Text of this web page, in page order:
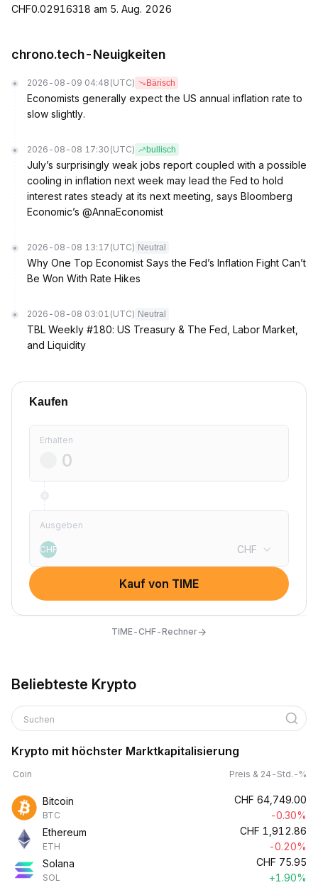
CHF0.02916318 am 5. Aug. 2026
chrono.tech-Neuigkeiten
2026-08-09 04:48 (UTC) Bärisch
Economists generally expect the US annual inflation rate to
slow slightly.
2026-08-08 17:30 (UTC) bullisch
July’s surprisingly weak jobs report coupled with a possible
cooling in inflation next week may lead the Fed to hold
interest rates steady at its next meeting, says Bloomberg
Economic’s @AnnaEconomist
2026-08-08 13:17 (UTC) Neutral
Why One Top Economist Says the Fed’s Inflation Fight Can’t
Be Won With Rate Hikes
2026-08-08 03:01 (UTC) Neutral
TBL Weekly #180: US Treasury & The Fed, Labor Market,
and Liquidity
Kaufen
Erhalten
Ausgeben
CHF CHF
Kauf von TIME
TIME-CHF-Rechner→
Beliebteste Krypto
Suchen
Krypto mit höchster Marktkapitalisierung
Coin Preis & 24-Std.-%
Bitcoin
BTC
CHF 64,749.00
-0.30%
Ethereum
ETH
CHF 1,912.86
-0.20%
Solana
SOL
CHF 75.95
+1.90%